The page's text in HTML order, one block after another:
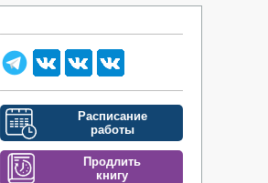
Расписание
работы
Продлить
книгу